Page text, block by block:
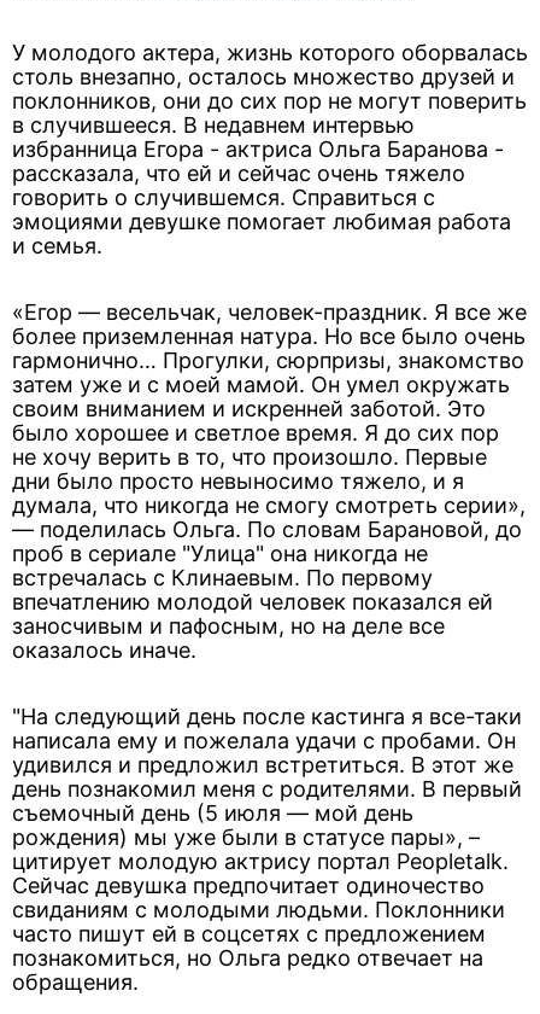
У молодого актера, жизнь которого оборвалась
столь внезапно, осталось множество друзей и
поклонников, они до сих пор не могут поверить
в случившееся. В недавнем интервью
избранница Егора - актриса Ольга Баранова -
рассказала, что ей и сейчас очень тяжело
говорить о случившемся. Справиться с
эмоциями девушке помогает любимая работа
и семья.
«Егор — весельчак, человек-праздник. Я все же
более приземленная натура. Но все было очень
гармонично… Прогулки, сюрпризы, знакомство
затем уже и с моей мамой. Он умел окружать
своим вниманием и искренней заботой. Это
было хорошее и светлое время. Я до сих пор
не хочу верить в то, что произошло. Первые
дни было просто невыносимо тяжело, и я
думала, что никогда не смогу смотреть серии»,
— поделилась Ольга. По словам Барановой, до
проб в сериале "Улица" она никогда не
встречалась с Клинаевым. По первому
впечатлению молодой человек показался ей
заносчивым и пафосным, но на деле все
оказалось иначе.
"На следующий день после кастинга я все-таки
написала ему и пожелала удачи с пробами. Он
удивился и предложил встретиться. В этот же
день познакомил меня с родителями. В первый
съемочный день (5 июля — мой день
рождения) мы уже были в статусе пары», –
цитирует молодую актрису портал Peopletalk.
Сейчас девушка предпочитает одиночество
свиданиям с молодыми людьми. Поклонники
часто пишут ей в соцсетях с предложением
познакомиться, но Ольга редко отвечает на
обращения.